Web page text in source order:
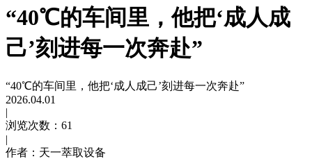
“40℃的车间里，他把‘成人成
己’刻进每一次奔赴”
“40℃的车间里，他把‘成人成己’刻进每一次奔赴”
2026.04.01
|
浏览次数：61
|
作者：天一萃取设备